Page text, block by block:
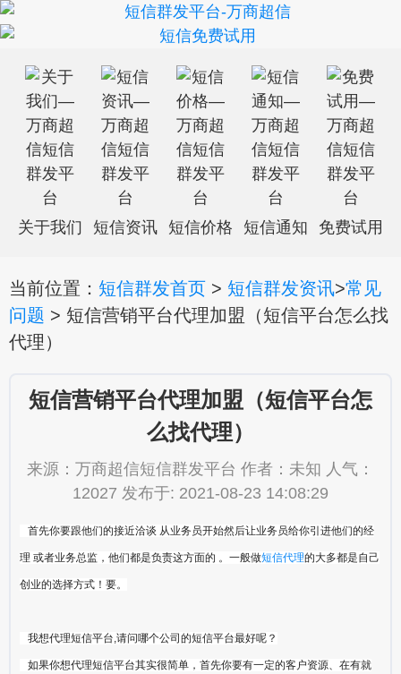
关于我们 短信资讯 短信价格 短信通知 免费试用
当前位置： 短信群发首页 > 短信群发资讯>常见
问题 > 短信营销平台代理加盟（短信平台怎么找
代理）
短信营销平台代理加盟（短信平台怎
么找代理）
来源：万商超信短信群发平台 作者：未知 人气：
12027 发布于: 2021-08-23 14:08:29
首先你要跟他们的接近洽谈 从业务员开始然后让业务员给你引进他们的经
理 或者业务总监，他们都是负责这方面的 。一般做短信代理的大多都是自己
创业的选择方式！要。
我想代理短信平台,请问哪个公司的短信平台最好呢？
如果你想代理短信平台其实很简单，首先你要有一定的客户资源、在有就